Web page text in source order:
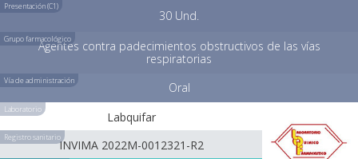
Presentación (C1)
30 Und.
Grupo farmacológicoAgentes contra padecimientos obstructivos de las vías
respiratorias
Vía de administración Oral
Laboratorio
Labquifar
Registro sanitario
INVIMA 2022M-0012321-R2